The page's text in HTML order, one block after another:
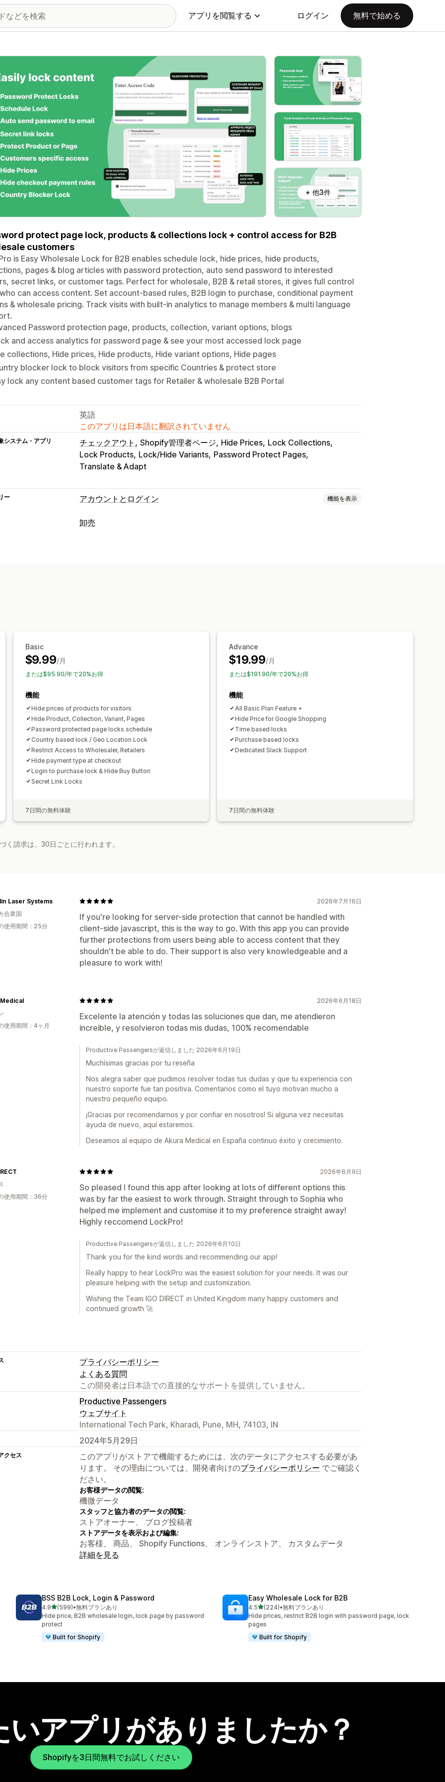
アプリを閲覧する ログイン 無料で始める
画像ギャラリー
+ 他3件
protect page lock, products & collections lock + control access for B2B
customers
is Easy Wholesale Lock for B2B enables schedule lock, hide prices, hide products,
pages & blog articles with password protection, auto send password to interested
secret links, or customer tags. Perfect for wholesale, B2B & retail stores, it gives full control
can access content. Set account-based rules, B2B login to purchase, conditional payment
& wholesale pricing. Track visits with built-in analytics to manage members & multi language
Password protection page, products, collection, variant options, blogs
and access analytics for password page & see your most accessed lock page
collections, Hide prices, Hide products, Hide variant options, Hide pages
blocker lock to block visitors from specific Countries & protect store
lock any content based customer tags for Retailer & wholesale B2B Portal
英語
このアプリは日本語に翻訳されていません
システム・アプリ チェックアウト Shopify管理者ページ Hide Prices Lock Collections
Lock Products Lock/Hide Variants Password Protect Pages
Translate & Adapt
ー アカウントとログイン 機能を表示
アカウント管理
卸売
Basic
$9.99/月
または$95.90/年で20%お得
機能
Hide prices of products for visitors
Hide Product, Collection, Variant, Pages
Password protected page locks schedule
Country based lock / Geo Location Lock
Restrict Access to Wholesaler, Retailers
Hide payment type at checkout
Login to purchase lock & Hide Buy Button
Secret Link Locks
7日間の無料体験
Advance
$19.99/月
または$191.90/年で20%お得
機能
All Basic Plan Feature +
Hide Price for Google Shopping
Time based locks
Purchase based locks
Dedicated Slack Support
7日間の無料体験
く請求は、30日ごとに行われます。
2026年7月16日
If you're looking for server-side protection that cannot be handled with
client-side javascript, this is the way to go. With this app you can provide
further protections from users being able to access content that they
shouldn't be able to do. Their support is also very knowledgeable and a
pleasure to work with!
Laser Systems
合衆国
使用期間：25分
2026年6月18日
Excelente la atención y todas las soluciones que dan, me atendieron
increible, y resolvieron todas mis dudas, 100% recomendable
使用期間：4ヶ月
Productive Passengersが返信しました 2026年6月19日
Muchísimas gracias por tu reseña
Nos alegra saber que pudimos resolver todas tus dudas y que tu experiencia con
nuestro soporte fue tan positiva. Comentarios como el tuyo motivan mucho a
nuestro pequeño equipo.
¡Gracias por recomendarnos y por confiar en nosotros! Si alguna vez necesitas
ayuda de nuevo, aquí estaremos.
Deseamos al equipo de Akura Medical en España continuo éxito y crecimiento.
2026年6月9日
So pleased I found this app after looking at lots of different options this
was by far the easiest to work through. Straight through to Sophia who
helped me implement and customise it to my preference straight away!
Highly reccomend LockPro!
使用期間：36分
Productive Passengersが返信しました 2026年6月10日
Thank you for the kind words and recommending our app!
Really happy to hear LockPro was the easiest solution for your needs. It was our
pleasure helping with the setup and customization.
Wishing the Team IGO DIRECT in United Kingdom many happy customers and
continued growth 🚀
プライバシーポリシー
よくある質問
この開発者は日本語での直接的なサポートを提供していません。
Productive Passengers
ウェブサイト
International Tech Park, Kharadi, Pune, MH, 74103, IN
2024年5月29日
クセス
このアプリがストアで機能するためには、次のデータにアクセスする必要があ
ります。 その理由については、開発者向けのプライバシーポリシー でご確認く
ださい。
お客様データの閲覧:
機微データ
スタッフと協力者のデータの閲覧:
ストアオーナー、 ブログ投稿者
ストアデータを表示および編集:
お客様、 商品、 Shopify Functions、 オンラインストア、 カスタムデータ
詳細を見る
BSS B2B Lock, Login & Password
4.95つ星中
(599)
合計レビュー数：599件
•無料プランあり
Hide price, B2B wholesale login, lock page by password
protect
Built for Shopify
Easy Wholesale Lock for B2B
4.55つ星中
(224)
合計レビュー数：224件
•無料プランあり
Hide prices, restrict B2B login with password page, lock
pages
Built for Shopify
アプリがありましたか？
Shopifyを3日間無料でお試しください